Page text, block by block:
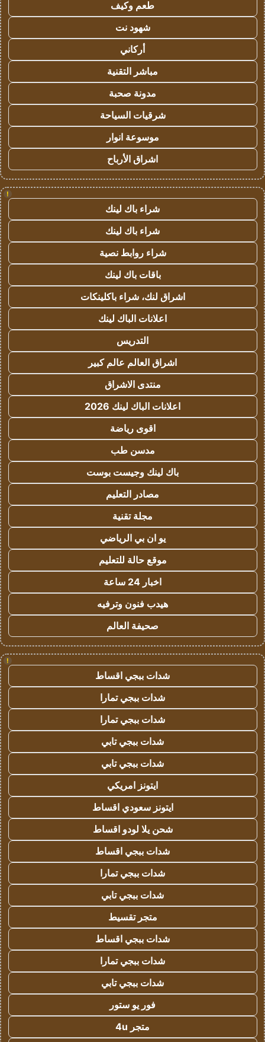
طعم وكيف
شهود نت
أركاني
مباشر التقنية
مدونة صحبة
شرقيات السياحة
موسوعة انوار
اشراق الأرباح
!
شراء باك لينك
شراء باك لينك
شراء روابط نصية
باقات باك لينك
اشراق لنك، شراء باكلينكات
اعلانات الباك لينك
التدريس
اشراق العالم عالم كبير
منتدى الاشراق
اعلانات الباك لينك 2026
اقوى رياضة
مدسن طب
باك لينك وجيست بوست
مصادر التعليم
مجلة تقنية
يو ان بي الرياضي
موقع حالة للتعليم
اخبار 24 ساعة
هيدب فنون وترفيه
صحيفة العالم
!
شدات ببجي اقساط
شدات ببجي تمارا
شدات ببجي تمارا
شدات ببجي تابي
شدات ببجي تابي
ايتونز امريكي
ايتونز سعودي اقساط
شحن يلا لودو اقساط
شدات ببجي اقساط
شدات ببجي تمارا
شدات ببجي تابي
متجر تقسيط
شدات ببجي اقساط
شدات ببجي تمارا
شدات ببجي تابي
فور يو ستور
متجر 4u